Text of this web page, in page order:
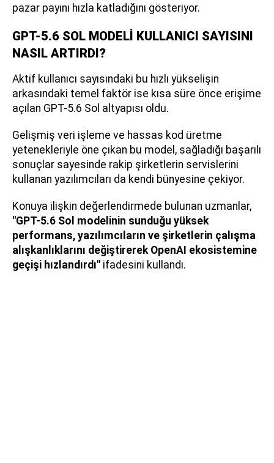
pazar payını hızla katladığını gösteriyor.
GPT-5.6 SOL MODELİ KULLANICI SAYISINI
NASIL ARTIRDI?
Aktif kullanıcı sayısındaki bu hızlı yükselişin
arkasındaki temel faktör ise kısa süre önce erişime
açılan GPT-5.6 Sol altyapısı oldu.
Gelişmiş veri işleme ve hassas kod üretme
yetenekleriyle öne çıkan bu model, sağladığı başarılı
sonuçlar sayesinde rakip şirketlerin servislerini
kullanan yazılımcıları da kendi bünyesine çekiyor.
Konuya ilişkin değerlendirmede bulunan uzmanlar,
"GPT-5.6 Sol modelinin sunduğu yüksek
performans, yazılımcıların ve şirketlerin çalışma
alışkanlıklarını değiştirerek OpenAI ekosistemine
geçişi hızlandırdı" ifadesini kullandı.